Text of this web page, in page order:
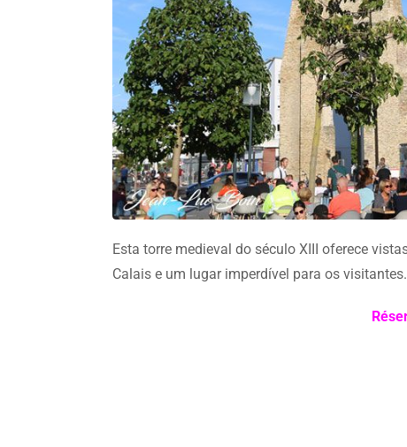
Esta torre medieval do século XIII oferece
Calais e um lugar imperdível para os visitantes.